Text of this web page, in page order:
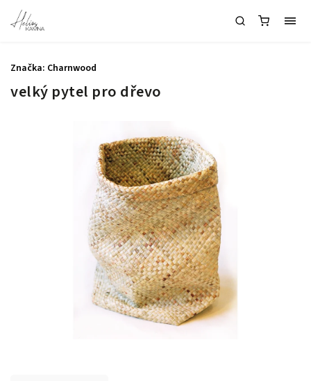
velký pytel pro dřevo
Značka: Charnwood